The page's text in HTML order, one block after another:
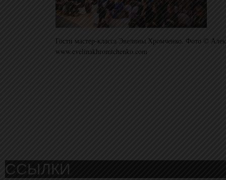
Гости мастер-класса Эвелины Хромченко. Фото ©
www.evelinakhromtchenko.com
ССЫЛКИ